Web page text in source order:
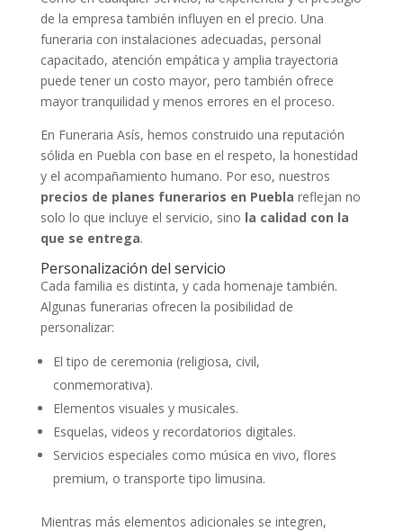
de la empresa también influyen en el precio. Una
funeraria con instalaciones adecuadas, personal
capacitado, atención empática y amplia trayectoria
puede tener un costo mayor, pero también ofrece
mayor tranquilidad y menos errores en el proceso.
En Funeraria Asís, hemos construido una reputación
sólida en Puebla con base en el respeto, la honestidad
y el acompañamiento humano. Por eso, nuestros
precios de planes funerarios en Puebla reflejan no
solo lo que incluye el servicio, sino la calidad con la
que se entrega.
Personalización del servicio
Cada familia es distinta, y cada homenaje también.
Algunas funerarias ofrecen la posibilidad de
personalizar:
El tipo de ceremonia (religiosa, civil,
conmemorativa).
Elementos visuales y musicales.
Esquelas, videos y recordatorios digitales.
Servicios especiales como música en vivo, flores
premium, o transporte tipo limusina.
Mientras más elementos adicionales se integren,